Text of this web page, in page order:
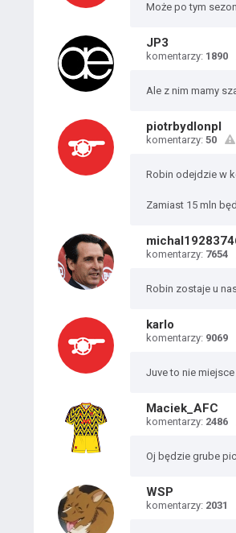
Może po tym
JP3
komentarzy: 1890
Ale z nim mamy
piotrbydlonpl
komentarzy: 50
Robin odejdzie w
Zamiast 15 mln
komentarzy: 7654
Robin zostaje u
karlo
komentarzy: 9069
Juve to nie
Maciek_AFC
komentarzy: 2486
Oj będzie grube
WSP
komentarzy: 2031